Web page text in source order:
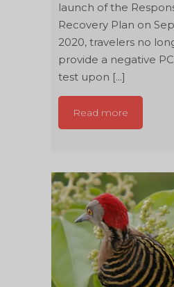
launch of the
Recovery Plan on
2020, travelers no
provide a negative
test upon [...]
Read more